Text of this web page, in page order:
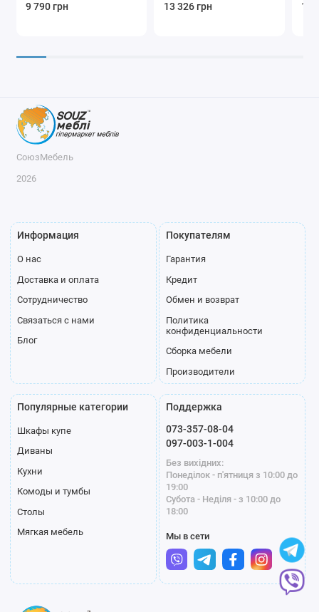
9 790 грн 13 326 грн 13
СоюзМебель
2026
Информация
О нас
Доставка и оплата
Сотрудничество
Связаться с нами
Блог
Покупателям
Гарантия
Кредит
Обмен и возврат
Политика
конфиденциальности
Сборка мебели
Производители
Популярные категории
Шкафы купе
Диваны
Кухни
Комоды и тумбы
Столы
Мягкая мебель
Поддержка
073-357-08-04
097-003-1-004
Без вихідних:
Понеділок - п'ятниця з 10:00 до
19:00
Субота - Неділя - з 10:00 до
18:00
Мы в сети